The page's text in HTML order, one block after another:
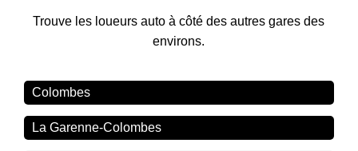
Trouve les loueurs auto à côté des autres gares des
environs.
Colombes
La Garenne-Colombes